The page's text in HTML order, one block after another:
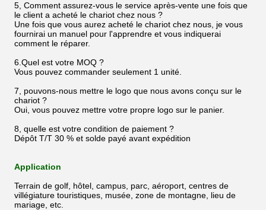
5, Comment assurez-vous le service après-vente une fois que
le client a acheté le chariot chez nous ?
Une fois que vous aurez acheté le chariot chez nous, je vous
fournirai un manuel pour l'apprendre et vous indiquerai
comment le réparer.
6.Quel est votre MOQ ?
Vous pouvez commander seulement 1 unité.
7, pouvons-nous mettre le logo que nous avons conçu sur le
chariot ?
Oui, vous pouvez mettre votre propre logo sur le panier.
8, quelle est votre condition de paiement ?
Dépôt T/T 30 % et solde payé avant expédition
Application
Terrain de golf, hôtel, campus, parc, aéroport, centres de
villégiature touristiques, musée, zone de montagne, lieu de
mariage, etc.